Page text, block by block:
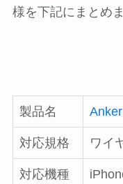
様を下記にまとめま
製品名
対応規格 ワイ
対応機種